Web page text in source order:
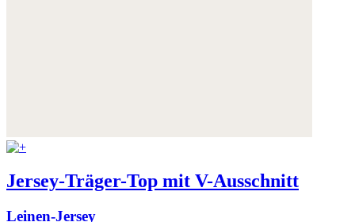
Jersey-Träger-Top mit V-Ausschnitt
Leinen-Jersey